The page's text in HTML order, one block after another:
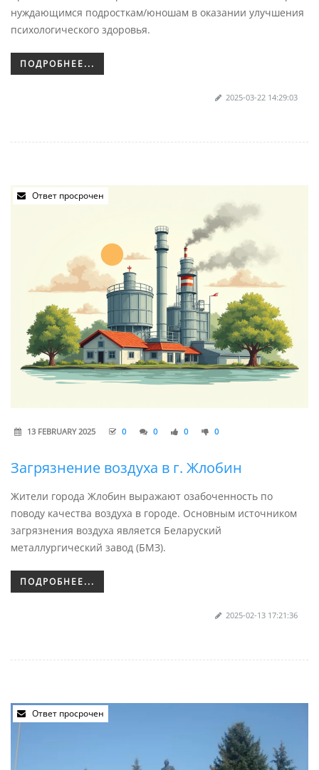
нуждающимся подросткам/юношам в оказании улучшения
психологического здоровья.
ПОДРОБНЕЕ...
2025-03-22 14:29:03
Ответ просрочен
13 FEBRUARY 2025 0 0 0 0
Загрязнение воздуха в г. Жлобин
Жители города Жлобин выражают озабоченность по
поводу качества воздуха в городе. Основным источником
загрязнения воздуха является Беларуский
металлургический завод (БМЗ).
ПОДРОБНЕЕ...
2025-02-13 17:21:36
Ответ просрочен